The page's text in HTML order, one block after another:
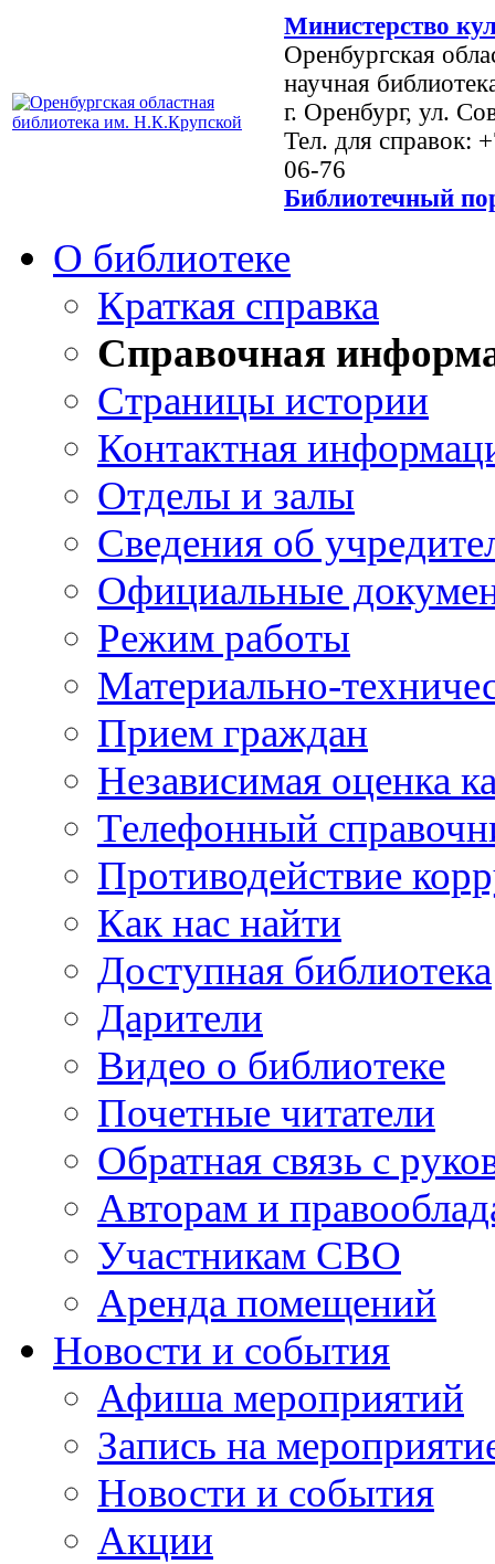
Министерство
Оренбургская
научная
г. Оренбург, ул.
Тел. для справок:
06-76
Библиотечный
О библиотеке
Краткая справка
Справочная
Страницы истории
Контактная
Отделы и залы
Сведения об
Официальные
Режим работы
Материально-
Прием граждан
Независимая оценка
Телефонный
Противодействие
Как нас найти
Доступная библиотека
Дарители
Видео о библиотеке
Почетные читатели
Обратная связь с
Авторам и
Участникам СВО
Аренда помещений
Новости и события
Афиша мероприятий
Запись на
Новости и события
Акции